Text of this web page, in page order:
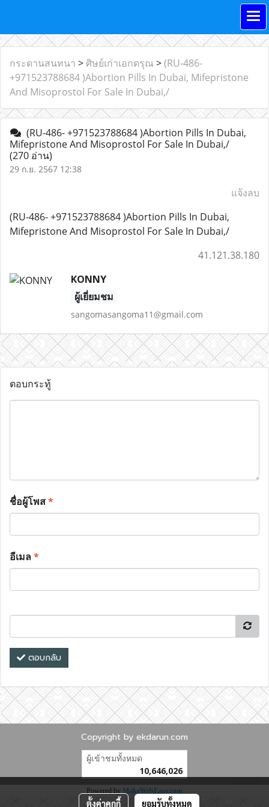
กระดานสนทนา > ศิษย์เก่าเอกดรุณ >(RU-486-
+971523788684 )Abortion Pills In Dubai, Mifepristone
And Misoprostol For Sale In Dubai,/
(RU-486- +971523788684 )Abortion Pills In Dubai,
Mifepristone And Misoprostol For Sale In Dubai,/
(270 อ่าน)
29 ก.ย. 2567 12:38
แจ้งลบ
(RU-486- +971523788684 )Abortion Pills In Dubai,
Mifepristone And Misoprostol For Sale In Dubai,/
41.121.38.180
KONNY
ผู้เยี่ยมชม
sangomasangoma11@gmail.com
ตอบกระทู้
ชื่อผู้โพส*
อีเมล*
ตอบกลับ
Copyright by ekdarun.com
ผู้เข้าชมทั้งหมด
10,646,026
Powered by MakeWebEasy.com
ตั้งค่าคุกกี้ ยอมรับทั้งหมด